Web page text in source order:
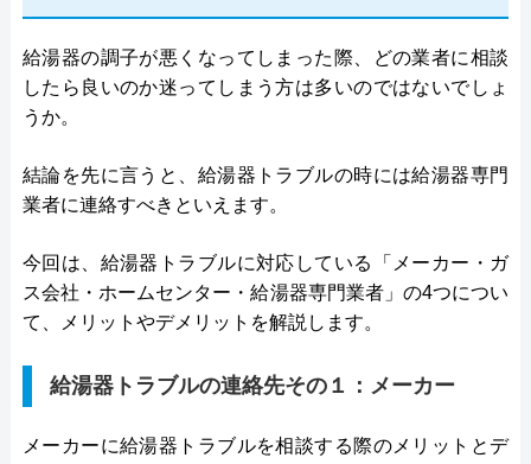
給湯器の調子が悪くなってしまった際、どの業者に相談
したら良いのか迷ってしまう方は多いのではないでしょ
うか。
結論を先に言うと、給湯器トラブルの時には給湯器専門
業者に連絡すべきといえます。
今回は、給湯器トラブルに対応している「メーカー・ガ
ス会社・ホームセンター・給湯器専門業者」の4つについ
て、メリットやデメリットを解説します。
給湯器トラブルの連絡先その１：メーカー
メーカーに給湯器トラブルを相談する際のメリットとデ